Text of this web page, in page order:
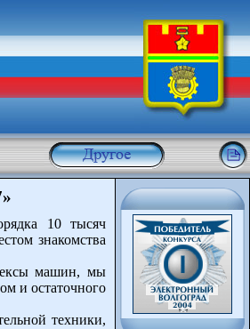
10 тысяч
знакомства
машин, мы
и остаточного
техники,